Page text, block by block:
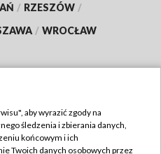
/ RZESZÓW /
/ WROCŁAW
aby wyrazić zgody na
śledzenia i zbierania danych,
końcowym i ich
Twoich danych osobowych przez